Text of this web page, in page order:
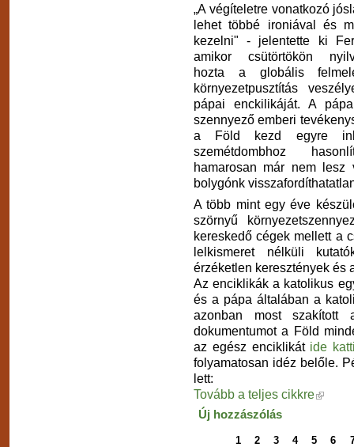
„A végíteletre vonatkozó
lehet többé ironiával és
kezelni" - jelentette ki
amikor csütörtökön
hozta a globális
környezetpusztítás
pápai enckilikáját. A
szennyező emberi
a Föld kezd egyre
szemétdombhoz
hamarosan már nem lesz
bolygónk
A több mint egy éve
szörnyű
kereskedő cégek mellett a
lelkismeret nélküli
érzéketlen keresztények és
Az enciklikák a katolikus
és a pápa általában a
azonban most
dokumentumot a Föld
az egész enciklikát ide
folyamatosan idéz belőle.
lett:
Tovább a teljes cikkre
Új hozzászólás
1 2 3 4 5 6